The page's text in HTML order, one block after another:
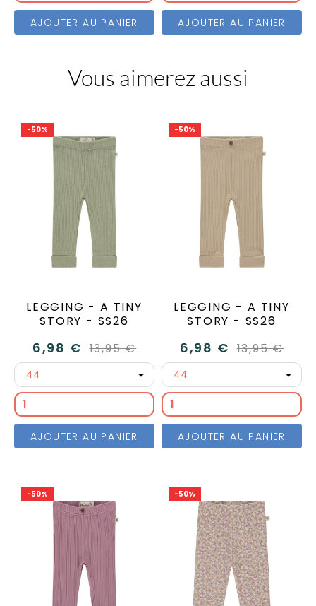
AJOUTER AU PANIER AJOUTER AU PANIER
Vous aimerez aussi
-50%
LEGGING - A TINY
STORY - SS26
6,98 € 13,95 €
AJOUTER AU PANIER
-50%
LEGGING - A TINY
STORY - SS26
6,98 € 13,95 €
AJOUTER AU PANIER
-50% -50%